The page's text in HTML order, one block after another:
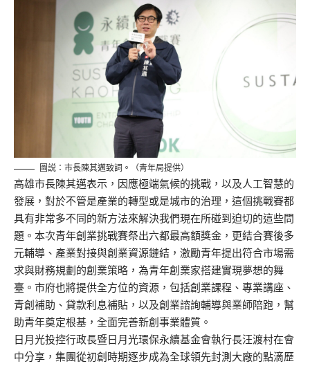
圖説：市長陳其邁致詞。（青年局提供）
高雄市長陳其邁表示，因應極端氣候的挑戰，以及人工智慧的
發展，對於不管是產業的轉型或是城市的治理，這個挑戰賽都
具有非常多不同的新方法來解決我們現在所碰到迫切的這些問
題。本次青年創業挑戰賽祭出六都最高額獎金，更結合賽後多
元輔導、產業對接與創業資源鏈結，激勵青年提出符合市場需
求與財務規劃的創業策略，為青年創業家搭建實現夢想的舞
臺。市府也將提供全方位的資源，包括創業課程、專業講座、
青創補助、貸款利息補貼，以及創業諮詢輔導與業師陪跑，幫
助青年奠定根基，全面完善新創事業體質。
日月光投控行政長暨日月光環保永續基金會執行長汪渡村在會
中分享，集團從初創時期逐步成為全球領先封測大廠的點滴歷